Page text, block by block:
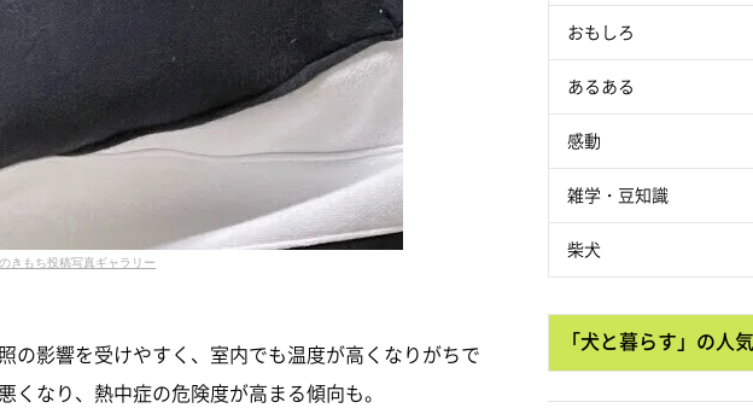
きもち投稿写真ギャラリー
の影響を受けやすく、室内でも温度が高くなりがちで
なり、熱中症の危険度が高まる傾向も。
おもしろ
あるある
感動
雑学・豆知識
柴犬
「犬と暮らす」の人